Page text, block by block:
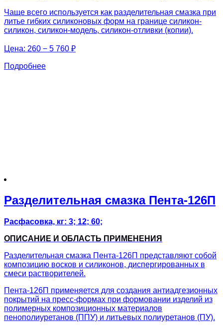
Чаще всего используется как разделительная смазка при
литье гибких силиконовых форм на границе силикон-
силикон, силикон-модель, силикон-отливки (копии).
Цена: 260 − 5 760 ₽
Подробнее
Разделительная смазка Пента-126П
Расфасовка, кг: 3; 12; 60;
ОПИСАНИЕ И ОБЛАСТЬ ПРИМЕНЕНИЯ
Разделительная смазка Пента-126П представляют собой
композицию восков и силиконов, диспергированных в
смеси растворителей.
Пента-126П применяется для создания антиадгезионных
покрытий на пресс-формах при формовании изделий из
полимерных композиционных материалов
пенополиуретанов (ППУ) и литьевых полиуретанов (ПУ).